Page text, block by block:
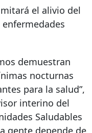
el alivio del
demuestran
nocturnas
para la salud”,
interino del
Saludables
gente depende de